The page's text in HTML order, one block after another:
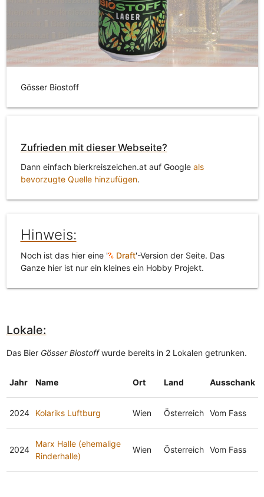
Gösser Biostoff
Zufrieden mit dieser Webseite?
Dann einfach bierkreiszeichen.at auf Google als
bevorzugte Quelle hinzufügen.
Hinweis:
Noch ist das hier eine ' Draft'-Version der Seite. Das
Ganze hier ist nur ein kleines ein Hobby Projekt.
Lokale:
Das Bier Gösser Biostoffwurde bereits in 2 Lokalen getrunken.
Jahr Name Ort Land Ausschank
2024 Kolariks Luftburg Wien Österreich Vom Fass
2024
Marx Halle (ehemalige
Rinderhalle)
Wien Österreich Vom Fass